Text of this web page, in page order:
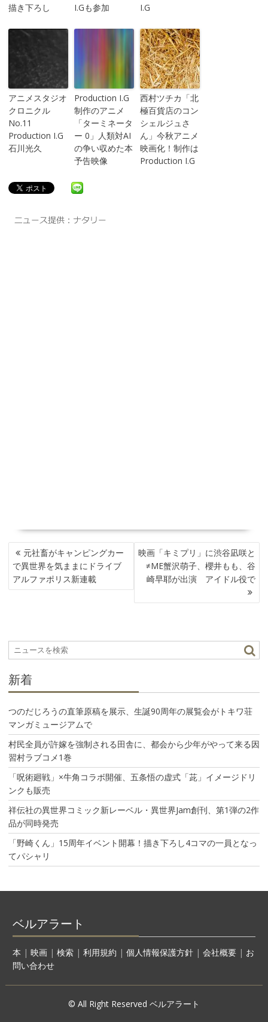
描き下ろし
I.Gも参加
I.G
アニメスタジオ
クロニクル
No.11
Production I.G
石川光久
Production I.G
制作のアニメ
「ターミネータ
ー 0」人類対AI
の争い収めた本
予告映像
西村ツチカ「北
極百貨店のコン
シェルジュさ
ん」今秋アニメ
映画化！制作は
Production I.G
投
稿
ナ
ビ
ョ
ン
元社畜がキャンピングカー
で異世界を気ままにドライブ
アルファポリス新連載
映画「キミプリ」に渋谷凪咲と
≠ME蟹沢萌子、櫻井もも、谷
崎早耶が出演 アイドル役で
新着
つのだじろうの直筆原稿を展示、生誕90周年の展覧会がトキワ荘
マンガミュージアムで
村民全員が許嫁を強制される田舎に、都会から少年がやって来る因
習村ラブコメ1巻
「呪術廻戦」×牛角コラボ開催、五条悟の虚式「茈」イメージドリ
ンクも販売
祥伝社の異世界コミック新レーベル・異世界Jam創刊、第1弾の2作
品が同時発売
「野崎くん」15周年イベント開幕！描き下ろし4コマの一員となっ
てパシャリ
ベルアラート
本 | 映画| 検索| 利用規約 | 個人情報保護方針| 会社概要| お
問い合わせ
© All Right Reserved ベルアラート